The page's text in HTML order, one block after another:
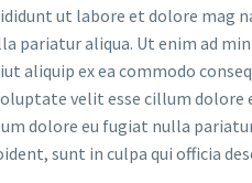
ut labore et dolore mag
pariatur aliqua. Ut enim ad
aliquip ex ea commodo
velit esse cillum
dolore eu fugiat nulla
sunt in culpa qui officia